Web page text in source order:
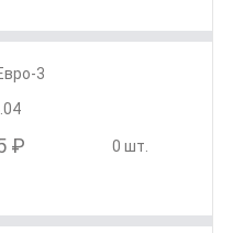
3
₽ 0 шт.